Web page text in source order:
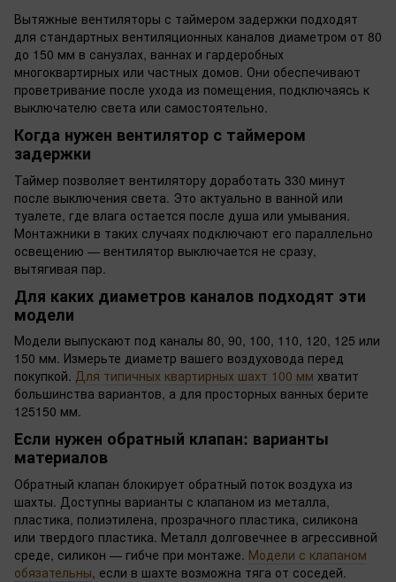
Вытяжные вентиляторы с таймером задержки подходят
для стандартных вентиляционных каналов диаметром от 80
до 150 мм в санузлах, ваннах и гардеробных
многоквартирных или частных домов. Они обеспечивают
проветривание после ухода из помещения, подключаясь к
выключателю света или самостоятельно.
Когда нужен вентилятор с таймером
задержки
Таймер позволяет вентилятору доработать 330 минут
после выключения света. Это актуально в ванной или
туалете, где влага остается после душа или умывания.
Монтажники в таких случаях подключают его параллельно
освещению — вентилятор выключается не сразу,
вытягивая пар.
Для каких диаметров каналов подходят эти
модели
Модели выпускают под каналы 80, 90, 100, 110, 120, 125 или
150 мм. Измерьте диаметр вашего воздуховода перед
покупкой. Для типичных квартирных шахт 100 мм хватит
большинства вариантов, а для просторных ванных берите
125150 мм.
Если нужен обратный клапан: варианты
материалов
Обратный клапан блокирует обратный поток воздуха из
шахты. Доступны варианты с клапаном из металла,
пластика, полиэтилена, прозрачного пластика, силикона
или твердого пластика. Металл долговечнее в агрессивной
среде, силикон — гибче при монтаже. Модели с клапаном
обязательны, если в шахте возможна тяга от соседей.